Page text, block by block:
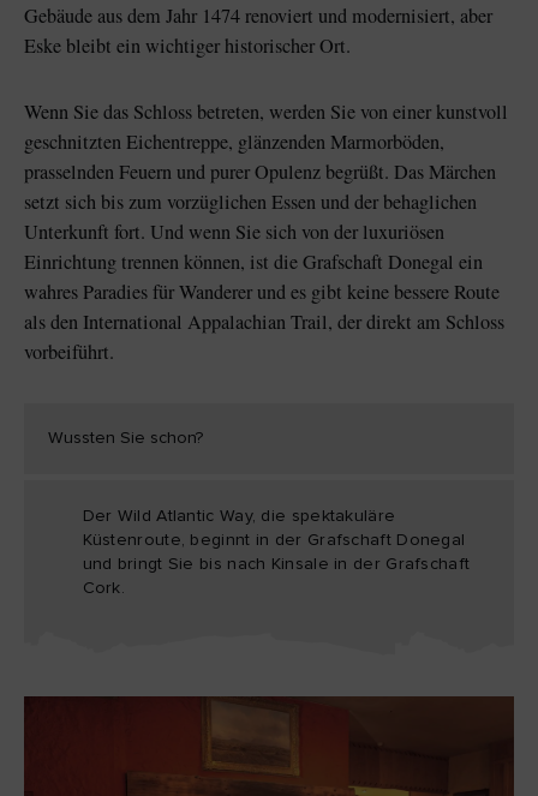
Gebäude aus dem Jahr 1474 renoviert und modernisiert, aber
Eske bleibt ein wichtiger historischer Ort.
Wenn Sie das Schloss betreten, werden Sie von einer kunstvoll
geschnitzten Eichentreppe, glänzenden Marmorböden,
prasselnden Feuern und purer Opulenz begrüßt. Das Märchen
setzt sich bis zum vorzüglichen Essen und der behaglichen
Unterkunft fort. Und wenn Sie sich von der luxuriösen
Einrichtung trennen können, ist die Grafschaft Donegal ein
wahres Paradies für Wanderer und es gibt keine bessere Route
als den International Appalachian Trail, der direkt am Schloss
vorbeiführt.
Wussten Sie schon?
Der Wild Atlantic Way, die spektakuläre
Küstenroute, beginnt in der Grafschaft Donegal
und bringt Sie bis nach Kinsale in der Grafschaft
Cork.